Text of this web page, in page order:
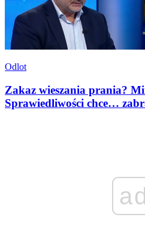
Odlot
Zakaz wieszania prania?
Sprawiedliwości chce…